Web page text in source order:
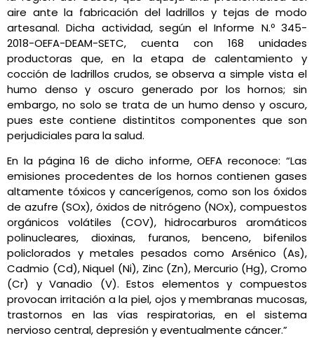
aire ante la fabricación del ladrillos y tejas de modo
artesanal. Dicha actividad, según el Informe N.º 345-
2018-OEFA-DEAM-SETC, cuenta con 168 unidades
productoras que, en la etapa de calentamiento y
cocción de ladrillos crudos, se observa a simple vista el
humo denso y oscuro generado por los hornos; sin
embargo, no solo se trata de un humo denso y oscuro,
pues este contiene distintitos componentes que son
perjudiciales para la salud.
En la página 16 de dicho informe, OEFA reconoce: “Las
emisiones procedentes de los hornos contienen gases
altamente tóxicos y cancerígenos, como son los óxidos
de azufre (SOx), óxidos de nitrógeno (NOx), compuestos
orgánicos volátiles (COV), hidrocarburos aromáticos
polinucleares, dioxinas, furanos, benceno, bifenilos
policlorados y metales pesados como Arsénico (As),
Cadmio (Cd), Niquel (Ni), Zinc (Zn), Mercurio (Hg), Cromo
(Cr) y Vanadio (V). Estos elementos y compuestos
provocan irritación a la piel, ojos y membranas mucosas,
trastornos en las vías respiratorias, en el sistema
nervioso central, depresión y eventualmente cáncer.”